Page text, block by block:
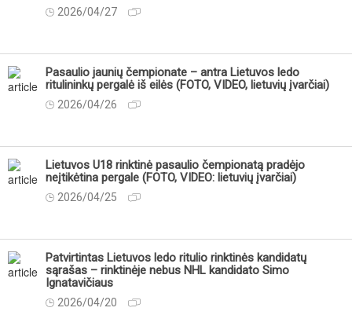
2026/04/27
Pasaulio jaunių čempionate – antra Lietuvos ledo
ritulininkų pergalė iš eilės (FOTO, VIDEO, lietuvių įvarčiai)
2026/04/26
Lietuvos U18 rinktinė pasaulio čempionatą pradėjo
neįtikėtina pergale (FOTO, VIDEO: lietuvių įvarčiai)
2026/04/25
Patvirtintas Lietuvos ledo ritulio rinktinės kandidatų
sąrašas – rinktinėje nebus NHL kandidato Simo
Ignatavičiaus
2026/04/20